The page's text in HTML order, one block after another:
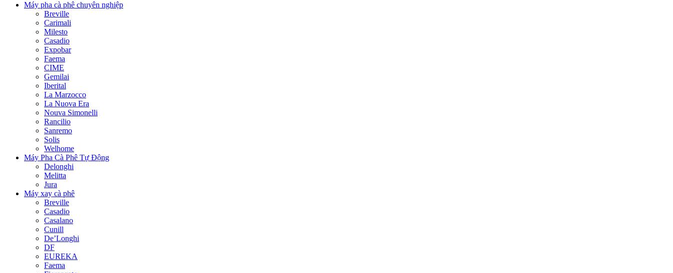
Máy pha cà phê chuyên nghiệp
Breville
Carimali
Milesto
Casadio
Expobar
Faema
CIME
Gemilai
Iberital
La Marzocco
La Nuova Era
Nouva Simonelli
Rancilio
Sanremo
Solis
Welhome
Máy Pha Cà Phê Tự Động
Delonghi
Melitta
Jura
Máy xay cà phê
Breville
Casadio
Casalano
Cunill
De’Longhi
DF
EUREKA
Faema